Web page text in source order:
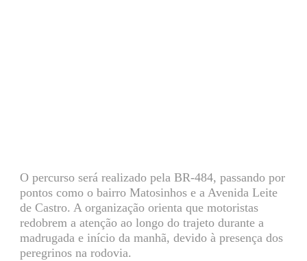
O percurso será realizado pela BR-484, passando por
pontos como o bairro Matosinhos e a Avenida Leite
de Castro. A organização orienta que motoristas
redobrem a atenção ao longo do trajeto durante a
madrugada e início da manhã, devido à presença dos
peregrinos na rodovia.